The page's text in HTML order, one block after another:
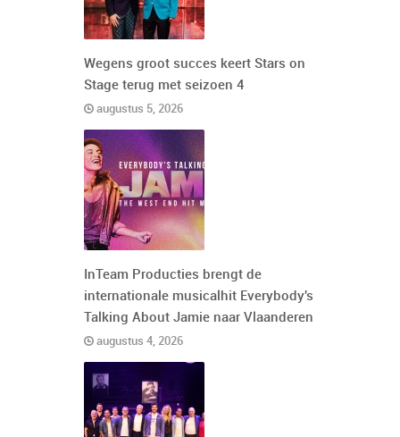
Wegens groot succes keert Stars on
Stage terug met seizoen 4
augustus 5, 2026
InTeam Producties brengt de
internationale musicalhit Everybody's
Talking About Jamie naar Vlaanderen
augustus 4, 2026